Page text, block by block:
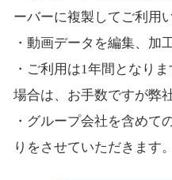
ーバーに複製してご利用
・動画データを編集、加
・ご利用は1年間となり
場合は、お手数ですが弊
・グループ会社を含めて
りをさせていただきます。